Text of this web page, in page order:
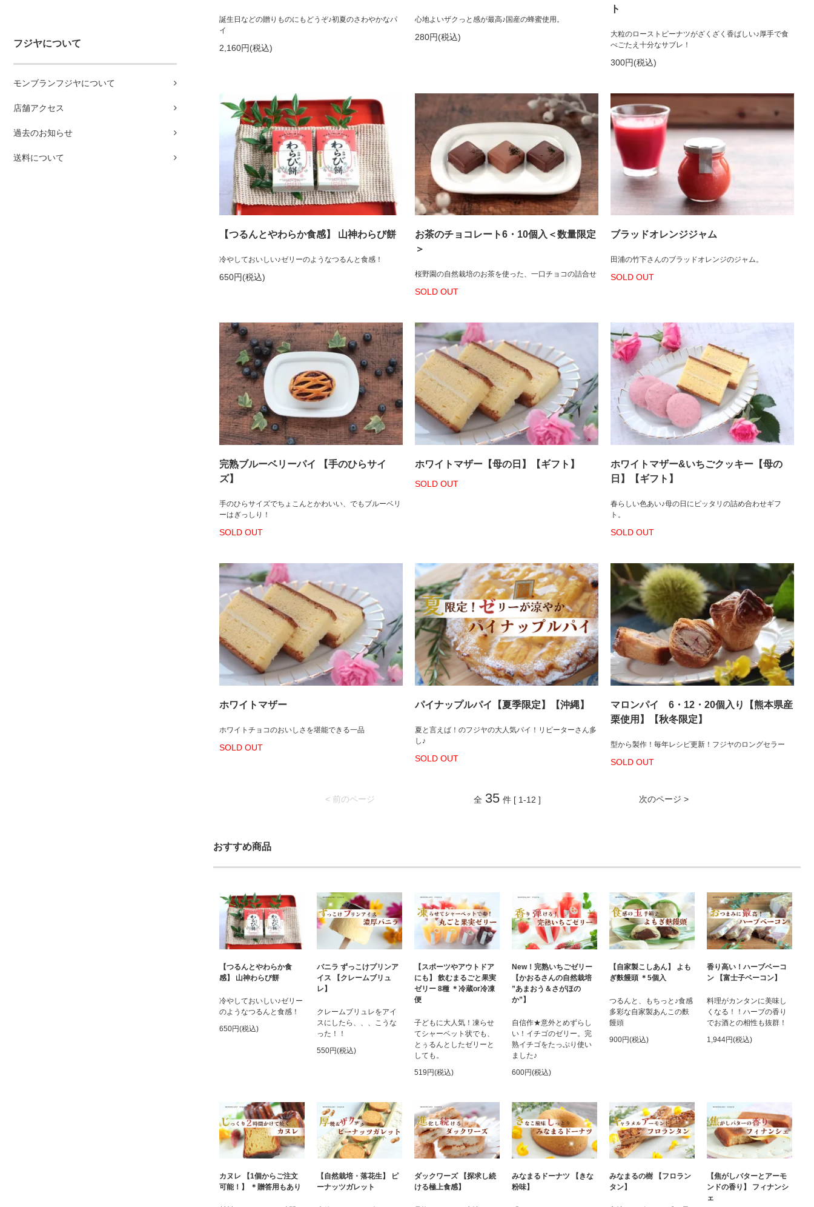
フジヤについて
モンブランフジヤについて
店舗アクセス
過去のお知らせ
送料について
誕生日などの贈りものにもどうぞ♪初夏のさわやかなパ
イ
2,160円(税込)
心地よいザクっと感が最高♪国産の蜂蜜使用。
280円(税込)
ト
大粒のローストピーナツがざくざく香ばしい♪厚手で食
べごたえ十分なサブレ！
300円(税込)
【つるんとやわらか食感】 山神わらび餅
冷やしておいしい♪ゼリーのようなつるんと食感！
650円(税込)
お茶のチョコレート6・10個入＜数量限定
＞
桜野園の自然栽培のお茶を使った、一口チョコの詰合せ
SOLD OUT
ブラッドオレンジジャム
田浦の竹下さんのブラッドオレンジのジャム。
SOLD OUT
完熟ブルーベリーパイ 【手のひらサイ
ズ】
手のひらサイズでちょこんとかわいい、でもブルーベリ
ーはぎっしり！
SOLD OUT
ホワイトマザー【母の日】【ギフト】
SOLD OUT
ホワイトマザー&いちごクッキー【母の
日】【ギフト】
春らしい色あい♪母の日にピッタリの詰め合わせギフ
ト。
SOLD OUT
ホワイトマザー
ホワイトチョコのおいしさを堪能できる一品
SOLD OUT
パイナップルパイ【夏季限定】【沖縄】
夏と言えば！のフジヤの大人気パイ！リピーターさん多
し♪
SOLD OUT
マロンパイ 6・12・20個入り【熊本県産
栗使用】【秋冬限定】
型から製作！毎年レシピ更新！フジヤのロングセラー
SOLD OUT
< 前のページ 次のページ >
全 35 件 [ 1-12 ]
おすすめ商品
【つるんとやわらか食
感】 山神わらび餅
冷やしておいしい♪ゼリー
のようなつるんと食感！
650円(税込)
バニラ ずっこけプリンア
イス 【クレームブリュ
レ】
クレームブリュレをアイ
スにしたら、、、こうな
った！！
550円(税込)
【スポーツやアウトドア
にも】 飲むまるごと果実
ゼリー 8種 ＊冷蔵or冷凍
便
子どもに大人気！凍らせ
てシャーベット状でも、
とぅるんとしたゼリーと
しても。
519円(税込)
New！完熟いちごゼリー
【かおるさんの自然栽培
”あまおう＆さがほの
か”】
自信作★意外とめずらし
い！イチゴのゼリー。完
熟イチゴをたっぷり使い
ました♪
600円(税込)
【自家製こしあん】 よも
ぎ麩饅頭 ＊5個入
つるんと、もちっと♪食感
多彩な自家製あんこの麩
饅頭
900円(税込)
香り高い！ハーブベーコ
ン 【富士子ベーコン】
料理がカンタンに美味し
くなる！！ハーブの香り
でお酒との相性も抜群！
1,944円(税込)
カヌレ 【1個からご注文
可能！】 ＊贈答用もあり
【自然栽培・落花生】 ピ
ーナッツガレット
ダックワーズ 【探求し続
ける極上食感】
みなまるドーナツ 【きな
粉味】
みなまるの樹 【フロラン
タン】
【焦がしバターとアーモ
ンドの香り】 フィナンシ
ェ